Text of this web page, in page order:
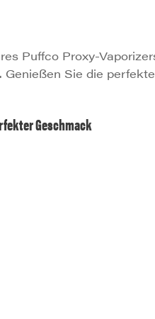
Puffco Proxy-
Sie die
Geschmack